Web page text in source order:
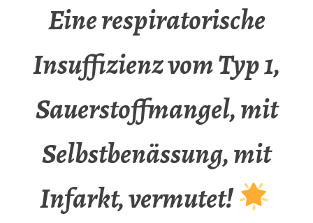
Eine respiratorische
Insuffizienz vom Typ 1,
Sauerstoffmangel, mit
Selbstbenässung, mit
Infarkt, vermutet!